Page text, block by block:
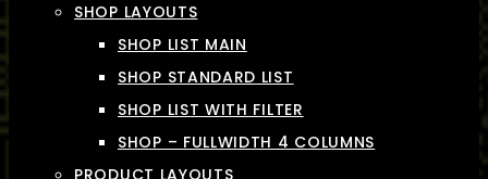
SHOP LAYOUTS
SHOP LIST MAIN
SHOP STANDARD LIST
SHOP LIST WITH FILTER
SHOP – FULLWIDTH 4 COLUMNS
PRODUCT LAYOUTS